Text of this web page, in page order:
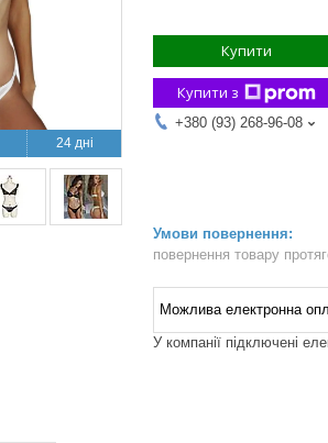
24 дні
Купити
Купити з
+380 (93) 268-96-08
повернення товару
У компанії підключені